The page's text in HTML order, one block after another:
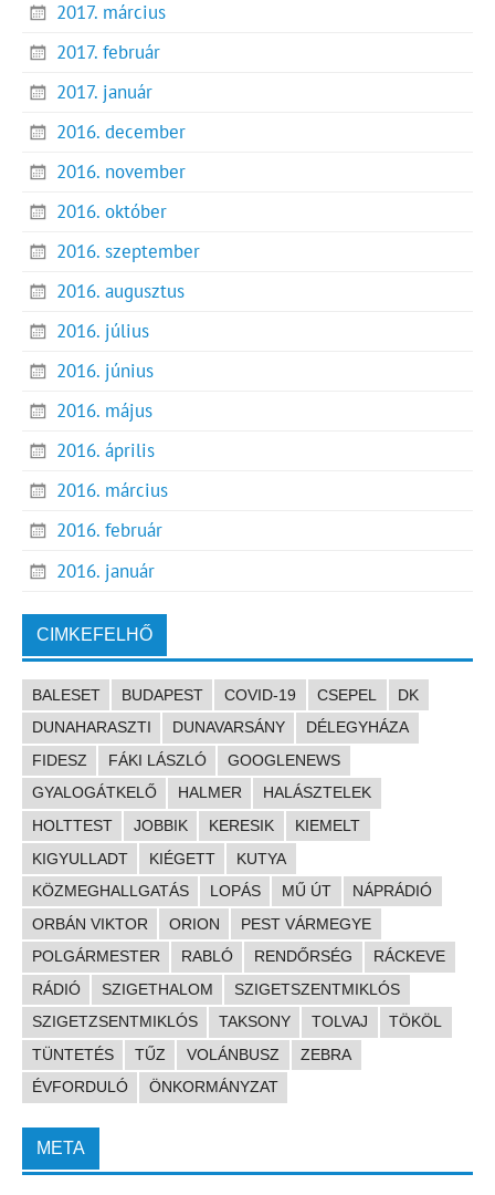
2017. március
2017. február
2017. január
2016. december
2016. november
2016. október
2016. szeptember
2016. augusztus
2016. július
2016. június
2016. május
2016. április
2016. március
2016. február
2016. január
CIMKEFELHŐ
BALESET BUDAPEST COVID-19 CSEPEL
DK
DUNAHARASZTI
DUNAVARSÁNY
DÉLEGYHÁZA
FIDESZ
FÁKI LÁSZLÓ
GOOGLENEWS
GYALOGÁTKELŐ
HALMER
HALÁSZTELEK
HOLTTEST
JOBBIK KERESIK
KIEMELT
KIGYULLADT
KIÉGETT
KUTYA
KÖZMEGHALLGATÁS
LOPÁS MŰ ÚT
NÁPRÁDIÓ
ORBÁN VIKTOR
ORION
PEST VÁRMEGYE
POLGÁRMESTER
RABLÓ RENDŐRSÉG
RÁCKEVE
RÁDIÓ
SZIGETHALOM
SZIGETSZENTMIKLÓS
SZIGETZSENTMIKLÓS
TAKSONY TOLVAJ
TÖKÖL
TÜNTETÉS
TŰZ VOLÁNBUSZ
ZEBRA
ÉVFORDULÓ
ÖNKORMÁNYZAT
META